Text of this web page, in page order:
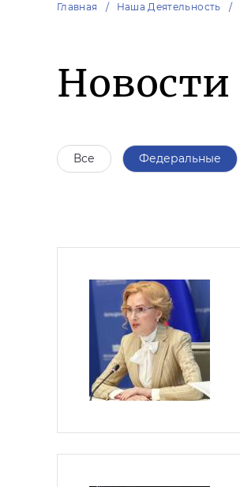
Главная Наша Деятельность
Новости
Все Федеральные